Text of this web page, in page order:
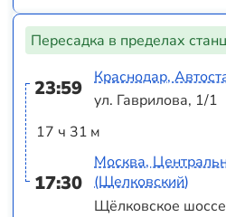
Пересадка в пределах
23:59
17 ч 31 м
17:30
Краснодар,
ул. Гаврилова, 1/1
Москва,
(Щелковский)
Щёлковское